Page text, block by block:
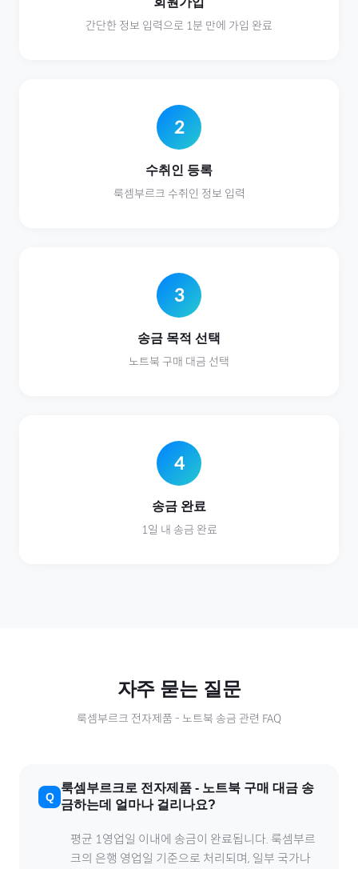
간단한 정보 입력으로 1분 만에 가입 완료
2
수취인 등록
룩셈부르크 수취인 정보 입력
3
송금 목적 선택
노트북 구매 대금 선택
4
송금 완료
1일 내 송금 완료
자주 묻는 질문
룩셈부르크 전자제품 - 노트북 송금 관련 FAQ
룩셈부르크로 전자제품 - 노트북 구매 대금 송
금하는데 얼마나 걸리나요?
평균 1영업일 이내에 송금이 완료됩니다. 룩셈부르
크의 은행 영업일 기준으로 처리되며, 일부 국가나